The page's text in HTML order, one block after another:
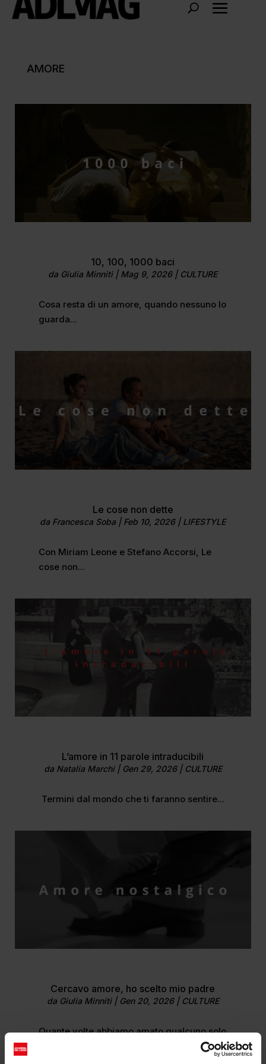
AMORE
10, 100, 1000 baci
da Giulia Minniti| Mag 9, 2026| CULTURE
Cosa resta di un amore, quando nessuno lo
guarda...
Le cose non dette
da Francesca Soba | Feb 10, 2026| LIFESTYLE
Con Miriam Leone e Stefano Accorsi, Le
cose non...
L’amore in 11 parole intraducibili
da Natalia Marchi| Gen 29, 2026| CULTURE
Termini dal mondo che ti faranno sentire...
Cercavo amore, ho scelto mio padre
da Giulia Minniti| Gen 20, 2026| CULTURE
Quante volte abbiamo amato qualcuno solo